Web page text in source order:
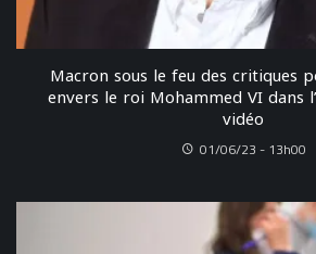
Macron sous le feu des critiques
envers le roi Mohammed VI dans
vidéo
01/06/23 - 13h00